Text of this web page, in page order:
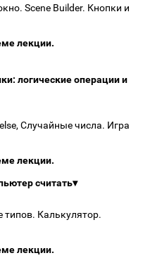
Scene Builder. Кнопки и
лекции.
логические операции и
Случайные числа. Игра
лекции.
считать▾
типов. Калькулятор.
лекции.